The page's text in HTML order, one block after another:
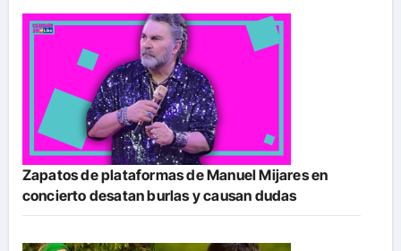
Zapatos de plataformas de Manuel Mijares en
concierto desatan burlas y causan dudas